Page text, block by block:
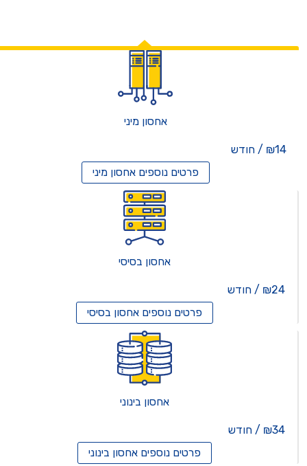
אחסון מיני
₪14 / חודש
פרטים נוספיםאחסון מיני
אחסון בסיסי
₪24 / חודש
פרטים נוספיםאחסון בסיסי
אחסון בינוני
₪34 / חודש
פרטים נוספיםאחסון בינוני